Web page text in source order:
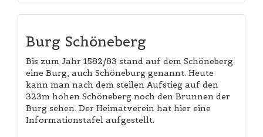
Burg Schöneberg
Bis zum Jahr 1582/83 stand auf dem Schöneberg
eine Burg, auch Schöneburg genannt. Heute
kann man nach dem steilen Aufstieg auf den
323m hohen Schöneberg noch den Brunnen der
Burg sehen. Der Heimatverein hat hier eine
Informationstafel aufgestellt.